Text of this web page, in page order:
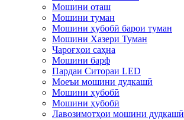
Мошини оташ
Мошини туман
Мошини ҳубобӣ барои туман
Мошини Хазери Туман
Чароғҳои саҳна
Мошини барф
Пардаи Ситораи LED
Моеъи мошини дудкашӣ
Мошини ҳубобӣ
Мошини ҳубобӣ
Лавозимотҳои мошини дудкашӣ